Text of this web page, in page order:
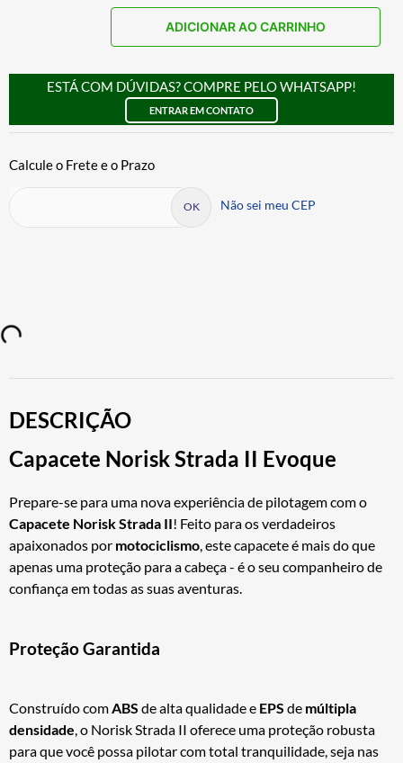
ADICIONAR AO CARRINHO
ESTÁ COM DÚVIDAS? COMPRE PELO WHATSAPP!
ENTRAR EM CONTATO
Não sei meu CEP
DESCRIÇÃO
Capacete Norisk Strada II Evoque
Prepare-se para uma nova experiência de pilotagem com o
Capacete Norisk Strada II! Feito para os verdadeiros
apaixonados por motociclismo, este capacete é mais do que
apenas uma proteção para a cabeça - é o seu companheiro de
confiança em todas as suas aventuras.
Proteção Garantida
Construído comABS de alta qualidade e EPS de múltipla
densidade, o Norisk Strada II oferece uma proteção robusta
para que você possa pilotar com total tranquilidade, seja nas